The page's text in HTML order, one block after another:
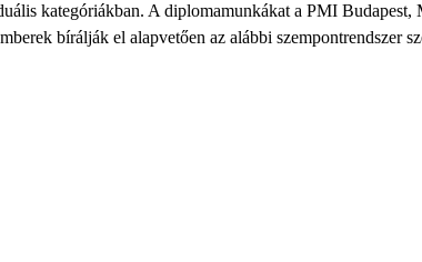
kategóriákban. A diplomamunkákat a PMI
bírálják el alapvetően az alábbi szempontrendszer